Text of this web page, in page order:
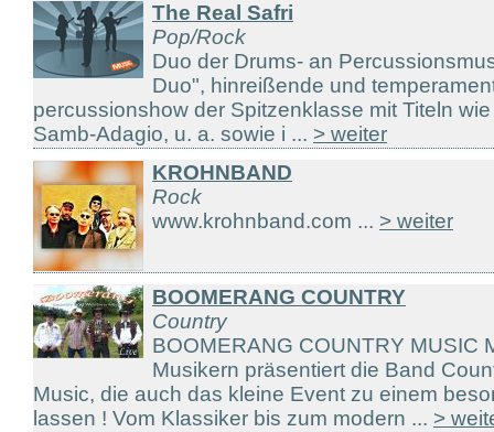
The Real Safri
Pop/Rock
Duo der Drums- an
Duo", hinreißende und
percussionshow der Spitzenklasse mit Titeln
Samb-Adagio, u. a. sowie i ... > weiter
KROHNBAND
Rock
www.krohnband.com ... > weiter
BOOMERANG COUNTRY
Country
BOOMERANG COUNTRY MUSIC
Musikern präsentiert die Band
Music, die auch das kleine Event zu einem
lassen ! Vom Klassiker bis zum modern ... >